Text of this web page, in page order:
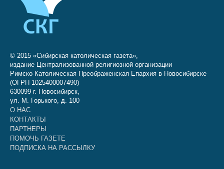
© 2015 «Сибирская католическая газета»,
издание Централизованной религиозной организации
Римско-Католическая Преображенская Епархия в Новосибирске
(ОГРН 1025400007490)
630099 г. Новосибирск,
ул. М. Горького, д. 100
О НАС
КОНТАКТЫ
ПАРТНЕРЫ
ПОМОЧЬ ГАЗЕТЕ
ПОДПИСКА НА РАССЫЛКУ